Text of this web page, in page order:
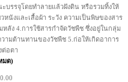
บรรจุโดยทำลายแล้วฝังดิน หรือรวมทิ้งให้
หนังและเสื้อผ้า ระวัง ความเป็นพิษของสาร
ลัง 4.การใช้สารกำจัดวัชพืช ซึ่งอยู่ในกลุ่ม
ามต้านทานของวัชพืช 5.ก่อให้เกิดอาการ
ต่อตา
มด)